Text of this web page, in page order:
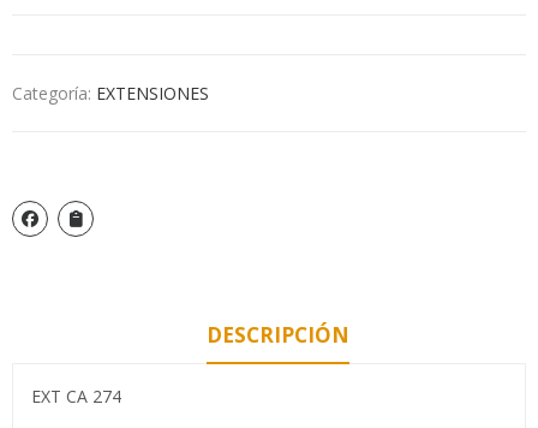
Categoría: EXTENSIONES
DESCRIPCIÓN
EXT CA 274